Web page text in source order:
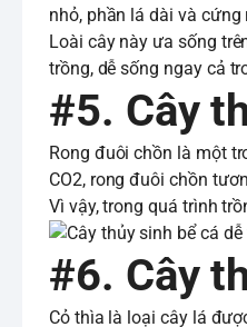
nhỏ, phần lá dài và
Loài cây này ưa sống
trồng, dễ sống ngay cả
#5. Cây
Rong đuôi chồn là một
CO2, rong đuôi chồn
Vì vậy, trong quá trình
#6. Cây
Cỏ thìa là loại cây lá